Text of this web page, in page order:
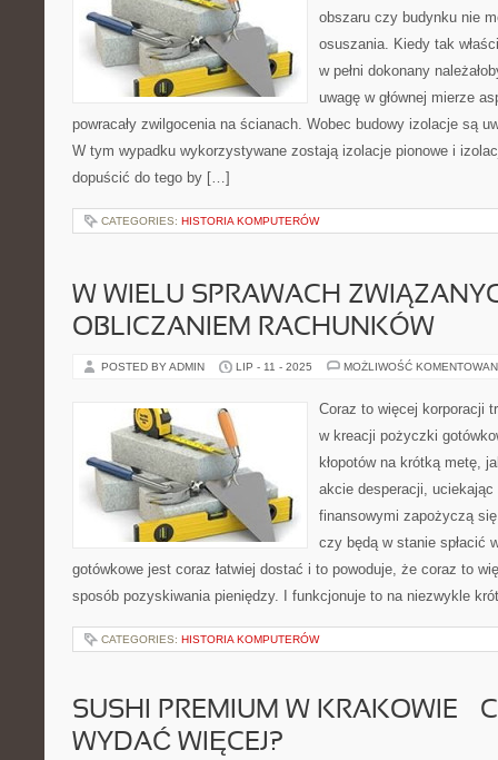
obszaru czy budynku nie
osuszania. Kiedy tak
w pełni dokonany
uwagę w głównej mierze
powracały zwilgocenia na ścianach. Wobec budowy izolacje są
W tym wypadku wykorzystywane zostają izolacje pionowe i
dopuścić do tego by […]
CATEGORIES: HISTORIA KOMPUTERÓW
W WIELU SPRAWACH
OBLICZANIEM RACHUNKÓW
POSTED BY ADMIN LIP - 11 - 2025 MOŻLIWOŚĆ
Coraz to więcej korporacji
w kreacji pożyczki
kłopotów na krótką metę,
akcie desperacji,
finansowymi zapożyczą
czy będą w stanie spłacić
gotówkowe jest coraz łatwiej dostać i to powoduje, że coraz to
sposób pozyskiwania pieniędzy. I funkcjonuje to na niezwykle
CATEGORIES: HISTORIA KOMPUTERÓW
SUSHI PREMIUM W KRAKOWIE –
WYDAĆ WIĘCEJ?